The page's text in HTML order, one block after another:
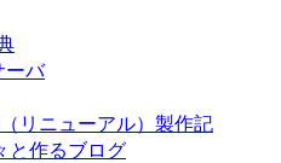
ーバ
リニューアル）製作記
と作るブログ